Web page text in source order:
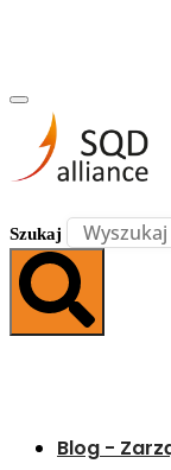
Szukaj
Blog -